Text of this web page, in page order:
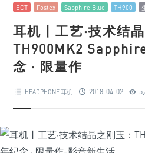
ECT Fostex Sapphire Blue TH900
耳机丨工艺·技术结
TH900MK2
念 · 限量作
HEADPHONE 耳机 2018-04-02